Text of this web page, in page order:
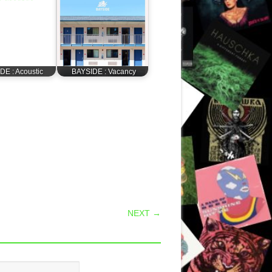
: Acoustic BAYSIDE : Vacancy
NEXT →